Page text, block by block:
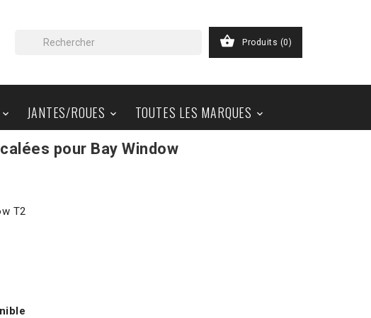
 Produits (0)
 
JANTES/ROUES 
TOUTES LES MARQUES
pour Bay Window
T2